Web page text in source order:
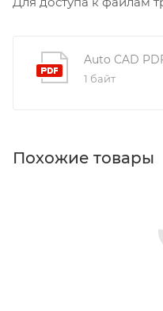
Auto CAD
1 байт
Похожие товары